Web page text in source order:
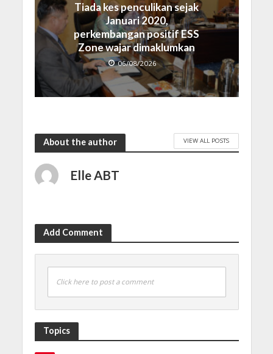
Tiada kes penculikan sejak
Januari 2020,
perkembangan positif ESS
Zone wajar dimaklumkan
06/08/2026
About the author VIEW ALL POSTS
Elle ABT
Add Comment
Click here to post a comment
Topics